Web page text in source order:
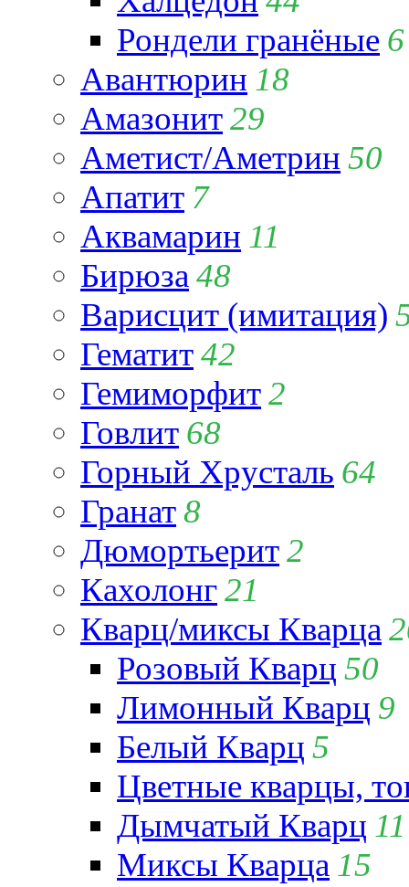
Рондели гранёные 6
Авантюрин 18
Амазонит29
Аметист/Аметрин 50
Апатит 7
Аквамарин 11
Бирюза 48
Варисцит (имитация)
Гематит42
Гемиморфит2
Говлит 68
Горный Хрусталь 64
Гранат8
Дюмортьерит2
Кахолонг21
Кварц/миксы Кварца
Розовый Кварц 50
Лимонный Кварц 9
Белый Кварц 5
Цветные кварцы,
Дымчатый Кварц 11
Миксы Кварца 15